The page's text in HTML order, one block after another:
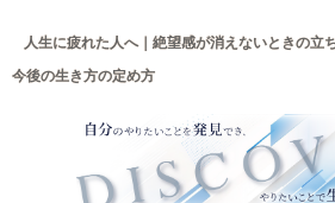
人生に疲れた人へ｜絶望感が消えないときの立
今後の生き方の定め方